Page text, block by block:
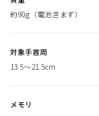
約90g（電池含まず）
対象手首周
13.5～21.5cm
メモリ